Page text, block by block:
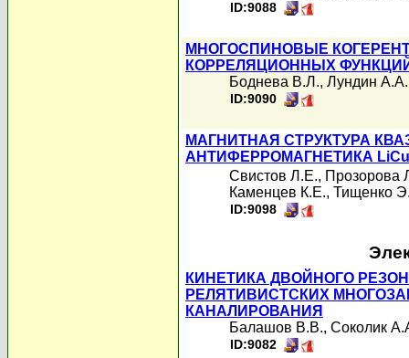
ID:9088
МНОГОСПИНОВЫЕ
КОРРЕЛЯЦИОННЫХ
Боднева В.Л., Лундин А.А.
ID:9090
МАГНИТНАЯ СТРУКТУРА
АНТИФЕРРОМАГНЕТИКА LiCu
Свистов Л.Е., Прозорова
Каменцев К.Е., Тищенко
ID:9098
КИНЕТИКА ДВОЙНОГО
РЕЛЯТИВИСТСКИХ
КАНАЛИРОВАНИЯ
Балашов В.В., Соколик
ID:9082